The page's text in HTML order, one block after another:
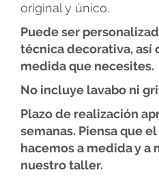
original y único.
Puede ser
técnica decorativa, así
medidaque necesites.
No incluye lavabo ni
Plazo de realización
semanas. Piensa que
hacemos a medida y a
nuestro taller.